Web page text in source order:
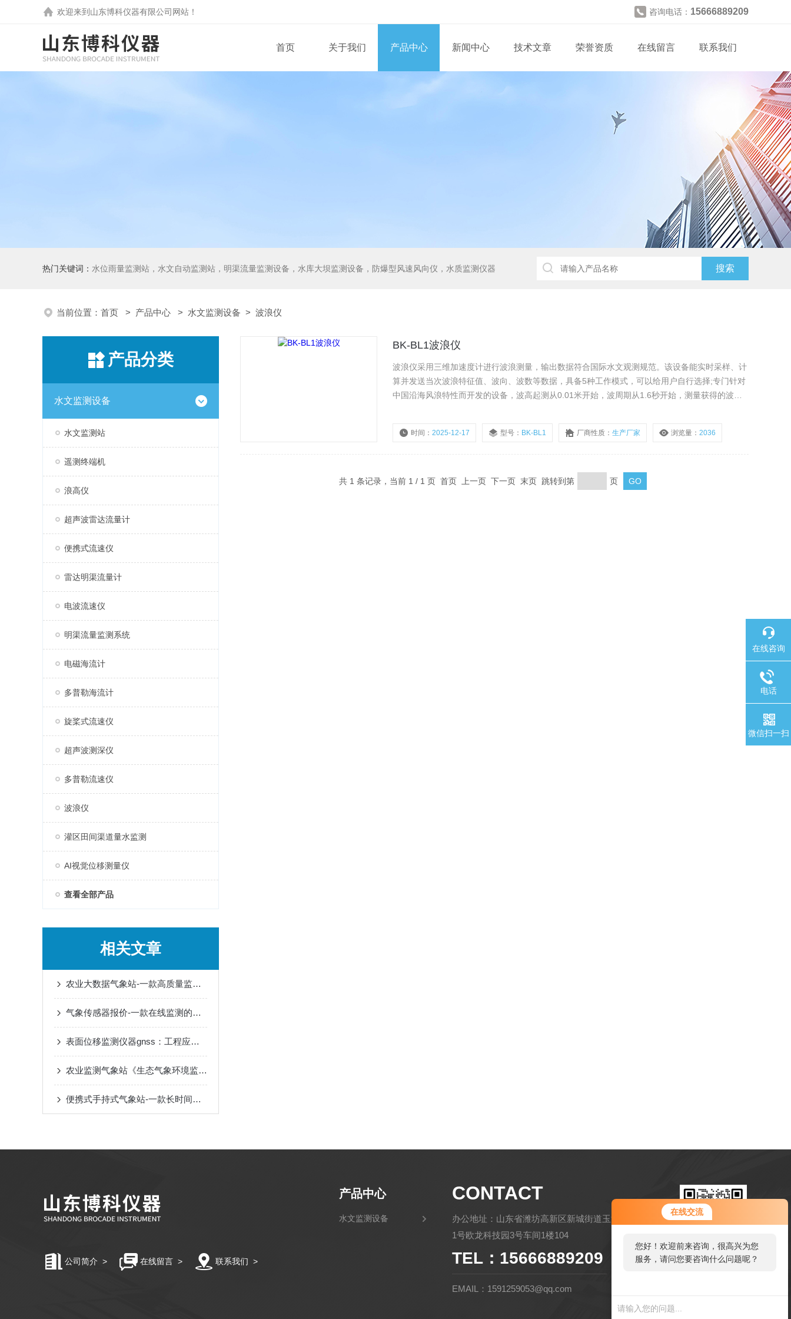
在线交流
您好！欢迎前来咨询，很高兴为您
服务，请问您要咨询什么问题呢？
欢迎来到 山东博科仪器有限公司 网站！ 咨询电话： 15666889209
首页 关于我们 产品中心 新闻中心 技术文章 荣誉资质 在线留言 联系我们
热门关键词： 水位雨量监测站，水文自动监测站，明渠流量监测设备，水库大坝监测设备，防爆型风速风向仪，水质监测仪器
当前位置： 首页 > 产品中心 > 水文监测设备 > 波浪仪
产品分类
水文监测设备
水文监测站
遥测终端机
浪高仪
超声波雷达流量计
便携式流速仪
雷达明渠流量计
电波流速仪
明渠流量监测系统
电磁海流计
多普勒海流计
旋桨式流速仪
超声波测深仪
多普勒流速仪
波浪仪
灌区田间渠道量水监测
AI视觉位移测量仪
查看全部产品
相关文章
农业大数据气象站-一款高质量监测气象环境的气象设备
气象传感器报价-一款在线监测的气象传感器【科技/头条】
表面位移监测仪器gnss：工程应用价值，安全监测效果评估
农业监测气象站《生态气象环境监测》@雷暴天气
便携式手持式气象站-一款长时间待机的手持气象站
BK-BL1波浪仪
波浪仪采用三维加速度计进行波浪测量，输出数据符合国际水文观测规范。该设备能实时采样、计
算并发送当次波浪特征值、波向、波数等数据，具备5种工作模式，可以给用户自行选择;专门针对
中国沿海风浪特性而开发的设备，波高起测从0.01米开始，波周期从1.6秒开始，测量获得的波浪
时间：2025-12-17 型号： BK-BL1 厂商性质：生产厂家 浏览量：2036
共 1 条记录，当前 1 / 1 页 首页 上一页 下一页 末页 跳转到第 页
公司简介 > 在线留言 > 联系我们 >
产品中心
水文监测设备
CONTACT
办公地址：山东省潍坊高新区新城街道玉清社区金马路
1号欧龙科技园3号车间1楼104
TEL：15666889209
EMAIL：1591259053@qq.com
扫码微信联系
在线咨询
电话
微信扫一扫